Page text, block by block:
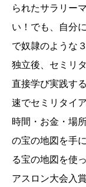
られたサラリー
い！でも、自分
で奴隷のような
独立後、セミリ
直接学び実践す
速でセミリタイ
時間・お金・場
の宝の地図を手
る宝の地図を使
アスロン大会入